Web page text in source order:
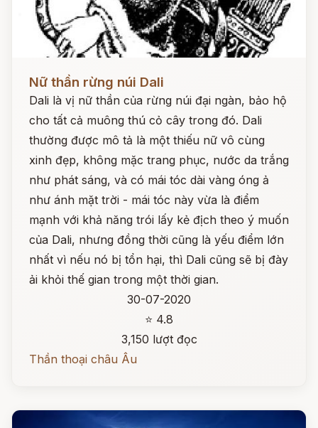
Nữ thần rừng núi Dali
Dali là vị nữ thần của rừng núi đại ngàn, bảo hộ
cho tất cả muông thú cỏ cây trong đó. Dali
thường được mô tả là một thiếu nữ vô cùng
xinh đẹp, không mặc trang phục, nước da trắng
như phát sáng, và có mái tóc dài vàng óng ả
như ánh mặt trời - mái tóc này vừa là điểm
mạnh với khả năng trói lấy kẻ địch theo ý muốn
của Dali, nhưng đồng thời cũng là yếu điểm lớn
nhất vì nếu nó bị tổn hại, thì Dali cũng sẽ bị đày
ải khỏi thế gian trong một thời gian.
30-07-2020
⭐ 4.8
3,150 lượt đọc
Thần thoại châu Âu